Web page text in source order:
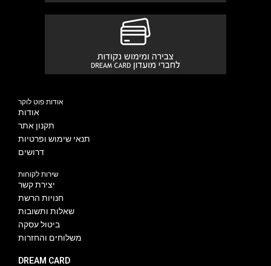
אודות פוט לוקר
אודות
תקנון אתר
תנאי שימוש ופרטיות
דרושים
שירות לקוחות
יצירת קשר
חנויות הרשת
שאלות ותשובות
ביטול עסקה
משלוחים והחזרות
DREAM CARD